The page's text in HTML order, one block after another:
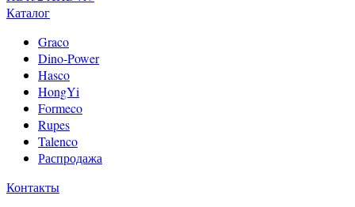
Каталог
Graco
Dino-Power
Hasco
HongYi
Formeco
Rupes
Talenco
Распродажа
Контакты